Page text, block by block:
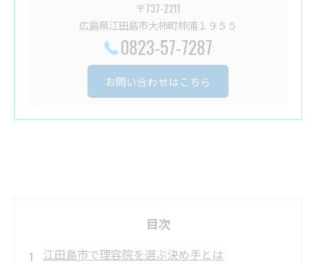
〒737-2211
広島県江田島市大柿町柿浦１９５５
0823-57-7287
お問い合わせはこちら
目次
江田島市で理容院を選ぶ決め手とは